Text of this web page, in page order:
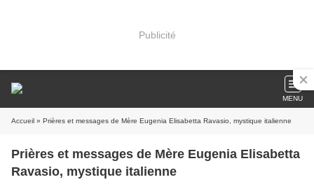
Publicité
MENU
Accueil » Prières et messages de Mère Eugenia Elisabetta Ravasio, mystique italienne
Prières et messages de Mère Eugenia Elisabetta
Ravasio, mystique italienne